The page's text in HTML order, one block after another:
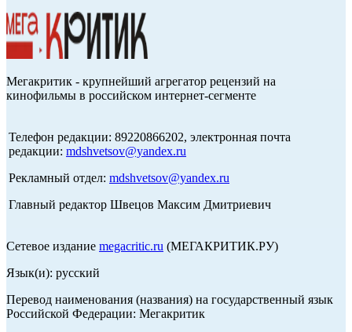
Мегакритик - крупнейший агрегатор рецензий на
кинофильмы в российском интернет-сегменте
Телефон редакции: 89220866202, электронная почта
редакции: mdshvetsov@yandex.ru
Рекламный отдел: mdshvetsov@yandex.ru
Главный редактор Швецов Максим Дмитриевич
Сетевое издание megacritic.ru (МЕГАКРИТИК.РУ)
Язык(и): русский
Перевод наименования (названия) на государственный язык
Российской Федерации: Мегакритик